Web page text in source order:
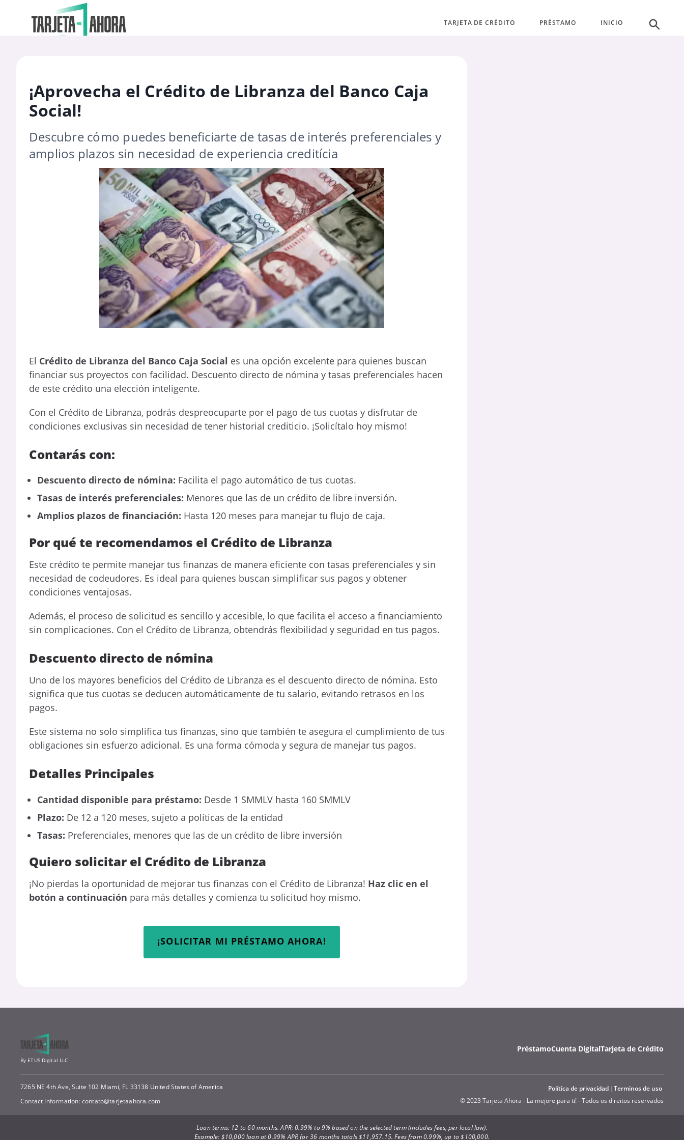
TARJETA DE CRÉDITO PRÉSTAMO INICIO
¡Aprovecha el Crédito de Libranza del Banco Caja
Social!
Descubre cómo puedes beneficiarte de tasas de interés preferenciales y
amplios plazos sin necesidad de experiencia creditícia
El Crédito de Libranza del Banco Caja Social es una opción excelente para quienes buscan
financiar sus proyectos con facilidad. Descuento directo de nómina y tasas preferenciales hacen
de este crédito una elección inteligente.
Con el Crédito de Libranza, podrás despreocuparte por el pago de tus cuotas y disfrutar de
condiciones exclusivas sin necesidad de tener historial crediticio. ¡Solicítalo hoy mismo!
Contarás con:
Descuento directo de nómina: Facilita el pago automático de tus cuotas.
Tasas de interés preferenciales: Menores que las de un crédito de libre inversión.
Amplios plazos de financiación: Hasta 120 meses para manejar tu flujo de caja.
Por qué te recomendamos el Crédito de Libranza
Este crédito te permite manejar tus finanzas de manera eficiente con tasas preferenciales y sin
necesidad de codeudores. Es ideal para quienes buscan simplificar sus pagos y obtener
condiciones ventajosas.
Además, el proceso de solicitud es sencillo y accesible, lo que facilita el acceso a financiamiento
sin complicaciones. Con el Crédito de Libranza, obtendrás flexibilidad y seguridad en tus pagos.
Descuento directo de nómina
Uno de los mayores beneficios del Crédito de Libranza es el descuento directo de nómina. Esto
significa que tus cuotas se deducen automáticamente de tu salario, evitando retrasos en los
pagos.
Este sistema no solo simplifica tus finanzas, sino que también te asegura el cumplimiento de tus
obligaciones sin esfuerzo adicional. Es una forma cómoda y segura de manejar tus pagos.
Detalles Principales
Cantidad disponible para préstamo: Desde 1 SMMLV hasta 160 SMMLV
Plazo: De 12 a 120 meses, sujeto a políticas de la entidad
Tasas: Preferenciales, menores que las de un crédito de libre inversión
Quiero solicitar el Crédito de Libranza
¡No pierdas la oportunidad de mejorar tus finanzas con el Crédito de Libranza! Haz clic en el
botón a continuación para más detalles y comienza tu solicitud hoy mismo.
¡SOLICITAR MI PRÉSTAMO AHORA!
By ETUS Digital LLC
PréstamoCuenta DigitalTarjeta de Crédito
7265 NE 4th Ave, Suite 102 Miami, FL 33138 United States of America
Contact Information: contato@tarjetaahora.com
Política de privacidad Terminos de uso
© 2023 Tarjeta Ahora - La mejore para ti! - Todos os direitos reservados
Loan terms: 12 to 60 months. APR: 0.99% to 9% based on the selected term (includes fees, per local law).
Example: $10,000 loan at 0.99% APR for 36 months totals $11,957.15. Fees from 0.99%, up to $100,000.